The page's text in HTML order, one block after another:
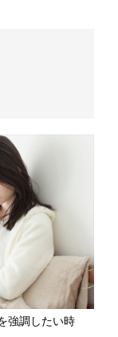
強調したい時